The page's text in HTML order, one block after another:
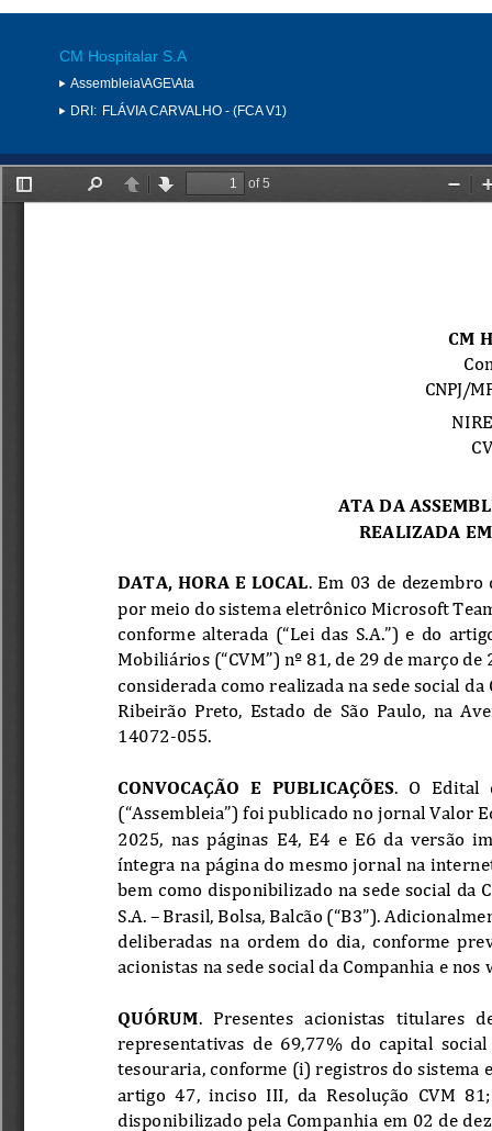
CM Hospitalar S.A
Assembleia\AGE\Ata
DRI: FLÁVIA CARVALHO - (FCA V1)